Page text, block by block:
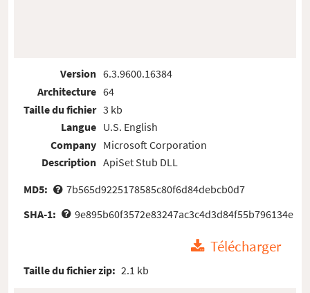
Version
Architecture
Taille du fichier
Langue
Company
Description
6.3.9600.16384
64
3 kb
U.S. English
Microsoft Corporation
ApiSet Stub DLL
MD5:
7b565d9225178585c80f6d84debcb0d7
SHA-1:
9e895b60f3572e83247ac3c4d3d84f55b796134e
Télécharger
Taille du fichier zip: 2.1 kb